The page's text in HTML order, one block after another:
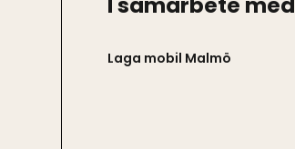
Laga mobil Malmö